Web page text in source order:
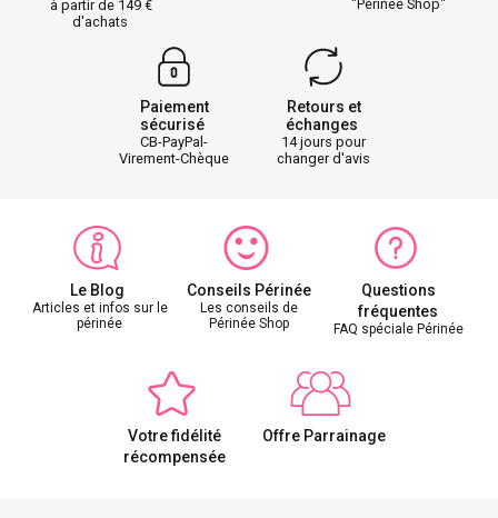
à partir de 149
d'achats
"Périnée Shop"
Paiement
sécurisé
CB-PayPal-
Virement-Chèque
Retours et
échanges
14 jours pour
changer d'avis
Le Blog
Articles et infos sur le
périnée
Conseils Périnée
Les conseils de
Périnée Shop
Questions
fréquentes
FAQ spéciale Périnée
Votre fidélité
récompensée
Offre Parrainage